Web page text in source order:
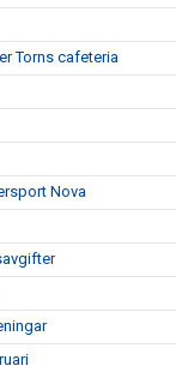
Torns cafeteria
Nova